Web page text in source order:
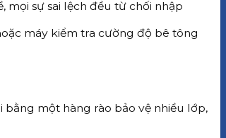
sự sai lệch đều từ chối nhập
máy kiểm tra cường độ bê tông
bằng một hàng rào bảo vệ nhiều lớp,